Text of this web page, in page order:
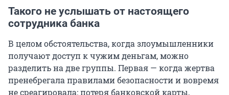
Такого не услышать от настоящего
сотрудника банка
В целом обстоятельства, когда злоумышленники
получают доступ к чужим деньгам, можно
разделить на две группы. Первая — когда жертва
пренебрегала правилами безопасности и вовремя
не среагировала: потеря банковской карты,